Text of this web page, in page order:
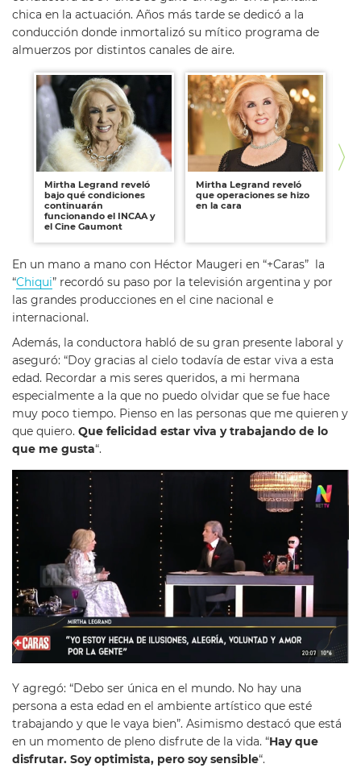
chica en la actuación. Años más tarde se dedicó a la
conducción donde inmortalizó su mítico programa de
almuerzos por distintos canales de aire.
Mirtha Legrand reveló
bajo qué condiciones
continuarán
funcionando el INCAA y
el Cine Gaumont
Mirtha Legrand reveló
que operaciones se hizo
en la cara
En un mano a mano con Héctor Maugeri en “+Caras” la
“Chiqui” recordó su paso por la televisión argentina y por
las grandes producciones en el cine nacional e
internacional.
Además, la conductora habló de su gran presente laboral y
aseguró: “Doy gracias al cielo todavía de estar viva a esta
edad. Recordar a mis seres queridos, a mi hermana
especialmente a la que no puedo olvidar que se fue hace
muy poco tiempo. Pienso en las personas que me quieren y
que quiero. Que felicidad estar viva y trabajando de lo
que me gusta“.
Y agregó: “Debo ser única en el mundo. No hay una
persona a esta edad en el ambiente artístico que esté
trabajando y que le vaya bien”. Asimismo destacó que está
en un momento de pleno disfrute de la vida. “Hay que
disfrutar. Soy optimista, pero soy sensible“.